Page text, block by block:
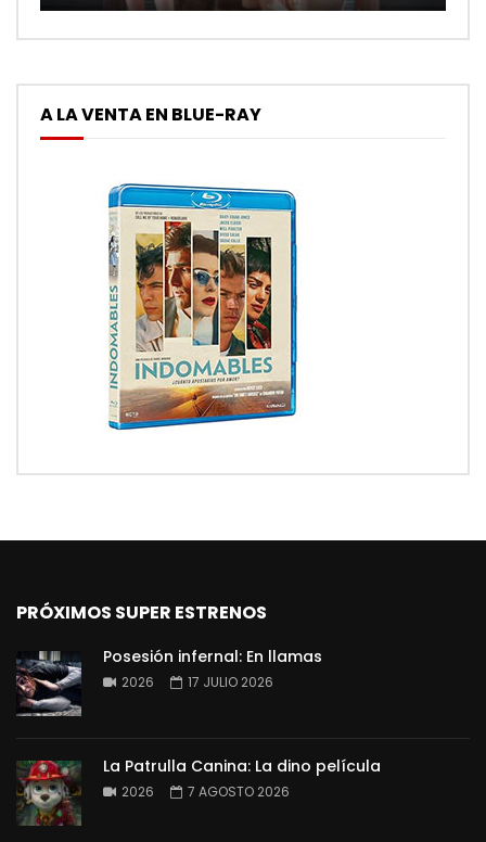
A LA VENTA EN BLUE-RAY
PRÓXIMOS SUPER ESTRENOS
Posesión infernal: En llamas
2026 17 JULIO 2026
La Patrulla Canina: La dino película
2026 7 AGOSTO 2026